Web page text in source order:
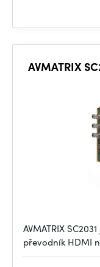
AVMATRIX
AVMATRIX
převodník HDMI